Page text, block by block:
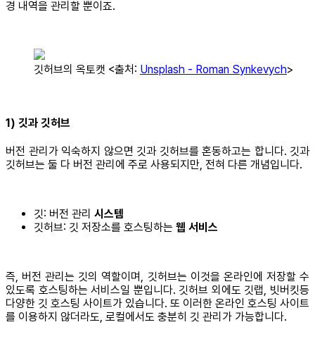
경 내역을 관리할 뿐이죠.
깃허브의 옥토캣 <출처: Unsplash - Roman Synkevych>
1) 깃과 깃허브
버전 관리가 익숙하지 않으면 깃과 깃허브를 혼동하고는 합니다. 깃과
깃허브는 둘 다 버전 관리에 주로 사용되지만, 전혀 다른 개념입니다.
깃: 버전 관리 시스템
깃허브: 깃 저장소를 호스팅하는 웹 서비스
즉, 버전 관리는 깃의 역할이며, 깃허브는 이것을 온라인에 저장할 수
있도록 호스팅하는 서비스일 뿐입니다. 깃허브 외에도 깃랩, 빗버킷등
다양한 깃 호스팅 사이트가 있습니다. 또 이러한 온라인 호스팅 사이트
를 이용하지 않더라도, 로컬에서도 충분히 깃 관리가 가능합니다.